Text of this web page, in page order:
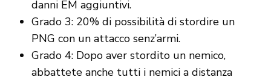
danni EM aggiuntivi.
Grado 3: 20% di possibilità di stordire un
PNG con un attacco senz’armi.
Grado 4: Dopo aver stordito un nemico,
abbattete anche tutti i nemici a distanza